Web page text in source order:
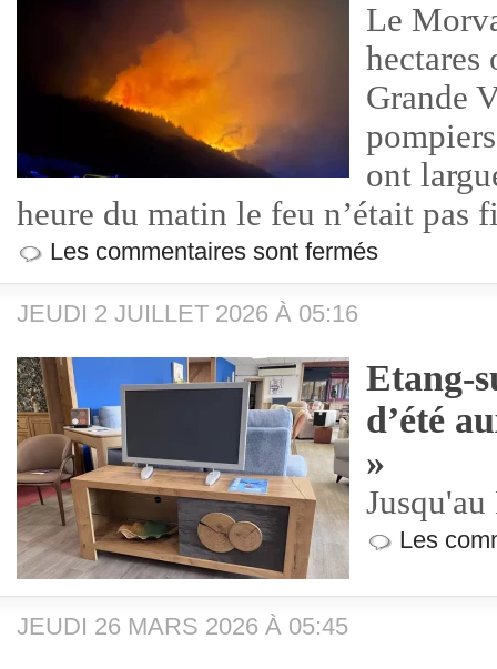
Le
hectares
Grande
ont
heure du matin le feu n’était pas
Les commentaires sont fermés
JEUDI 2 JUILLET 2026 À 05:16
Etang-
d’été
»
Les
JEUDI 26 MARS 2026 À 05:45